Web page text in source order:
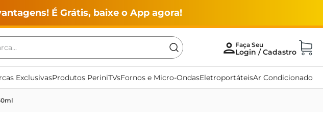
É Grátis, baixe o App agora!
ExclusivasProdutos PeriniTVsFornos e Micro-OndasEletroportáteisAr Condicionado